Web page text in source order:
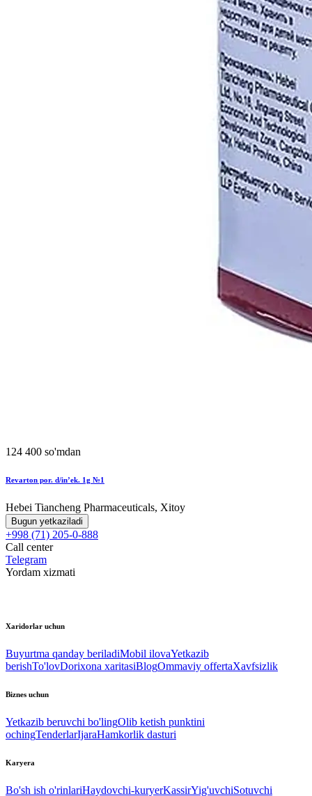
124 400 so'mdan
Revarton por. d/in’ek. 1g №1
Hebei Tiancheng Pharmaceuticals, Xitoy
Bugun yetkaziladi
+998 (71) 205-0-888
Call center
Telegram
Yordam xizmati
Xaridorlar uchun
Buyurtma qanday beriladiMobil ilovaYetkazib
berishTo'lovDorixona xaritasiBlogOmmaviy offertaXavfsizlik
Biznes uchun
Yetkazib beruvchi bo'lingOlib ketish punktini
ochingTenderlarIjaraHamkorlik dasturi
Karyera
Bo'sh ish o'rinlariHaydovchi-kuryerKassirYig'uvchiSotuvchi